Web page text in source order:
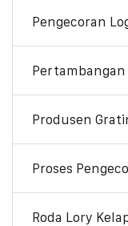
Pengecoran
Pertambangan
Produsen
Proses
Roda Lory